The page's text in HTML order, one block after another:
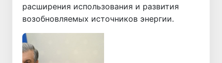
расширения использования и развития
возобновляемых источников энергии.